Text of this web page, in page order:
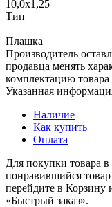
10,0х1,25
Тип
—
Плашка
Производитель
продавца менять
комплектацию товара
Указанная
Наличие
Как купить
Оплата
Для покупки товара
понравившийся товар
перейдите в Корзину
«Быстрый заказ».